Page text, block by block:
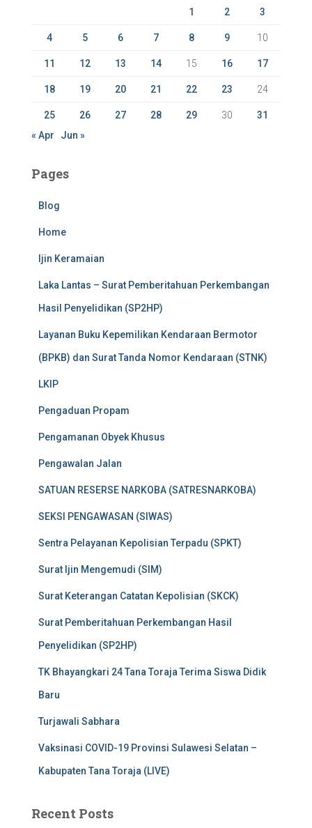
1 2 3
4 5 6 7 8 9 10
11 12 13 14 15 16 17
18 19 20 21 22 23 24
25 26 27 28 29 30
31
« Apr
Jun »
Pages
Blog
Home
Ijin Keramaian
Laka Lantas – Surat Pemberitahuan Perkembangan
Hasil Penyelidikan (SP2HP)
Layanan Buku Kepemilikan Kendaraan Bermotor
(BPKB) dan Surat Tanda Nomor Kendaraan (STNK)
LKIP
Pengaduan Propam
Pengamanan Obyek Khusus
Pengawalan Jalan
SATUAN RESERSE NARKOBA (SATRESNARKOBA)
SEKSI PENGAWASAN (SIWAS)
Sentra Pelayanan Kepolisian Terpadu (SPKT)
Surat Ijin Mengemudi (SIM)
Surat Keterangan Catatan Kepolisian (SKCK)
Surat Pemberitahuan Perkembangan Hasil
Penyelidikan (SP2HP)
TK Bhayangkari 24 Tana Toraja Terima Siswa Didik
Baru
Turjawali Sabhara
Vaksinasi COVID-19 Provinsi Sulawesi Selatan –
Kabupaten Tana Toraja (LIVE)
Recent Posts